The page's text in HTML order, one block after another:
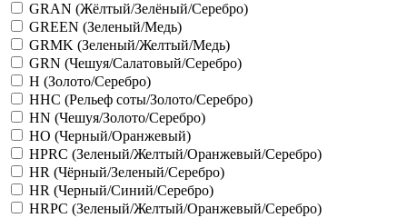
GRAN (Жёлтый/Зелёный/Серебро)
GREEN (Зеленый/Медь)
GRMK (Зеленый/Желтый/Медь)
GRN (Чешуя/Салатовый/Серебро)
H (Золото/Серебро)
HHC (Рельеф соты/Золото/Серебро)
HN (Чешуя/Золото/Серебро)
HO (Черный/Оранжевый)
HPRC (Зеленый/Желтый/Оранжевый/Серебро)
HR (Чёрный/Зеленый/Серебро)
HR (Черный/Синий/Серебро)
HRPC (Зеленый/Желтый/Оранжевый/Серебро)